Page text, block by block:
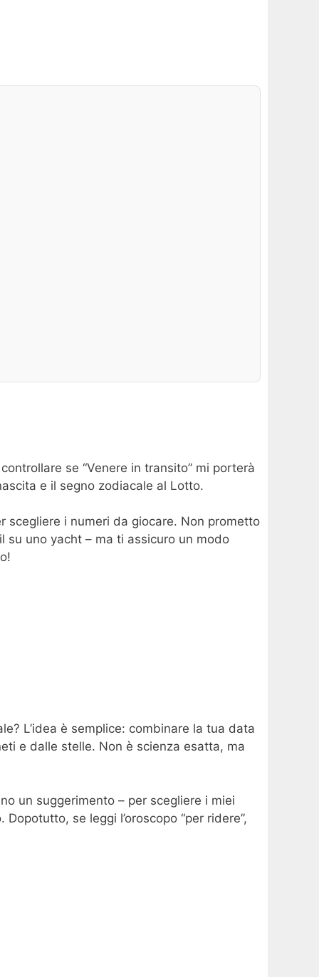
se “Venere in transito” mi porterà
e il segno zodiacale al Lotto.
scegliere i numeri da giocare. Non prometto
su uno yacht – ma ti assicuro un modo
L’idea è semplice: combinare la tua data
e dalle stelle. Non è scienza esatta, ma
un suggerimento – per scegliere i miei
se leggi l’oroscopo “per ridere”,